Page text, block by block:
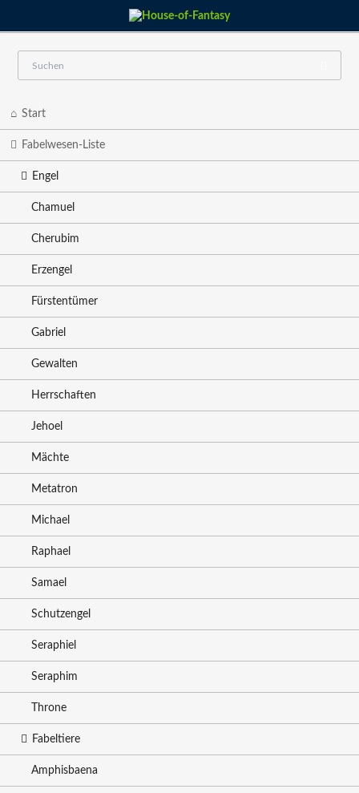
Start
Fabelwesen-Liste
Engel
Chamuel
Cherubim
Erzengel
Fürstentümer
Gabriel
Gewalten
Herrschaften
Jehoel
Mächte
Metatron
Michael
Raphael
Samael
Schutzengel
Seraphiel
Seraphim
Throne
Fabeltiere
Amphisbaena